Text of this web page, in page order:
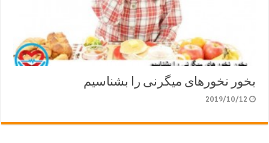
بخور نخورهای میگرنی را بشناسیم
2019/10/12